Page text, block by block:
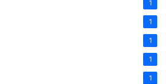
1
1
1
1
1